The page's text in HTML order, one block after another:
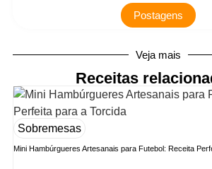
Postagens
Veja mais
Receitas
Sobremesas
Mini Hambúrgueres Artesanais para Futebol: Receita